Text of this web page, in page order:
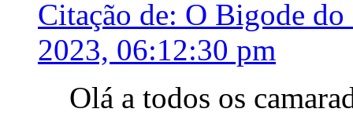
Citação de: O Bigode do
2023, 06:12:30 pm
Olá a todos os